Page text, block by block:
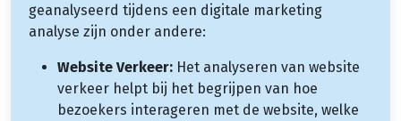
geanalyseerd tijdens een digitale marketing
analyse zijn onder andere:
Website Verkeer: Het analyseren van website
verkeer helpt bij het begrijpen van hoe
bezoekers interageren met de website, welke